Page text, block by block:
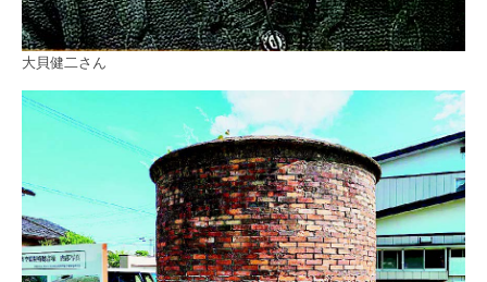
大貝健二さん